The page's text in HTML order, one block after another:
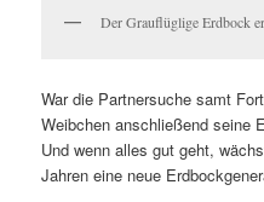
Der Grauflüglige Erdbock
War die Partnersuche samt
Weibchen anschließend seine
Und wenn alles gut geht,
Jahren eine neue